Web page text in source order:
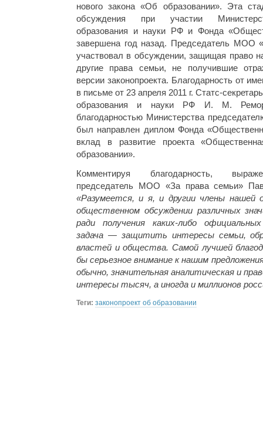
нового закона «Об образовании». Эта
обсуждения при участии
образования и науки РФ и Фонда
завершена год назад. Председатель МОО
участвовал в обсуждении, защищая право
другие права семьи, не получившие
версии законопроекта. Благодарность от
в письме от 23 апреля 2011 г. Статс-
образования и науки РФ И. М.
благодарностью Министерства
был направлен диплом Фонда
вклад в развитие проекта
образовании».
Комментируя благодарность,
председатель МОО «За права семьи»
«Разумеется, и я, и другии члены нашей
общественном обсуждении различных
ради получения каких-либо
задача — защитить интересы семьи,
властей и общества. Самой лучшей
бы серьезное внимание к нашим
обычно, значительная аналитическая и
интересы тысяч, а иногда и миллионов
Теги: законопроект об образовании